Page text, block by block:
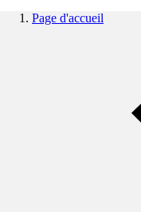
Page d'accueil